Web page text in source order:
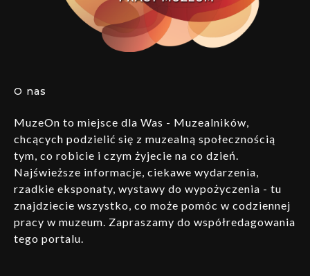
O nas
MuzeOn to miejsce dla Was - Muzealników,
chcących podzielić się z muzealną społecznością
tym, co robicie i czym żyjecie na co dzień.
Najświeższe informacje, ciekawe wydarzenia,
rzadkie eksponaty, wystawy do wypożyczenia - tu
znajdziecie wszystko, co może pomóc w codziennej
pracy w muzeum. Zapraszamy do współredagowania
tego portalu.